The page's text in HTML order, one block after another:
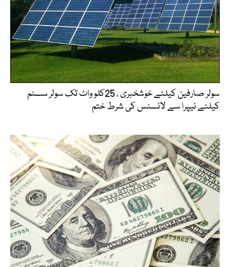
سولر صارفین کیلئے خوشخبری ، 25کلو واٹ تک سولر سسٹم
کیلئے نیپرا سے لائسنس کی شرط ختم